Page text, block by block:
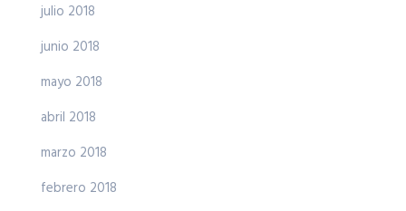
julio 2018
junio 2018
mayo 2018
abril 2018
marzo 2018
febrero 2018